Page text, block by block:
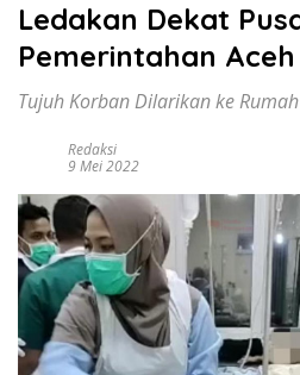
Ledakan Dekat
Pemerintahan
Tujuh Korban Dilarikan ke
Redaksi
9 Mei 2022